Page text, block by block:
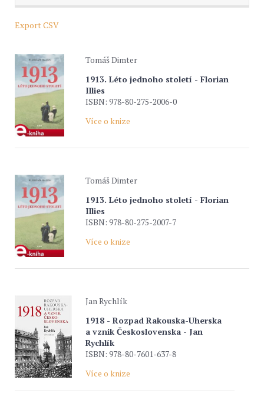
Export CSV
Tomáš Dimter
1913. Léto jednoho století - Florian
Illies
ISBN: 978-80-275-2006-0
Více o knize
Tomáš Dimter
1913. Léto jednoho století - Florian
Illies
ISBN: 978-80-275-2007-7
Více o knize
Jan Rychlík
1918 - Rozpad Rakouska-Uherska
a vznik Československa - Jan
Rychlík
ISBN: 978-80-7601-637-8
Více o knize